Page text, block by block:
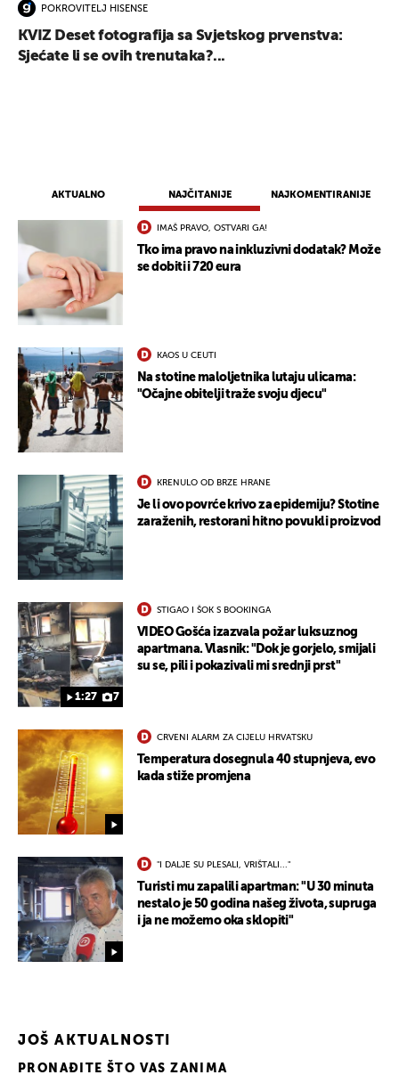
AKTUALNO NAJČITANIJE NAJKOMENTIRANIJE
IMAŠ PRAVO, OSTVARI GA!
Tko ima pravo na inkluzivni dodatak? Može
se dobiti i 720 eura
KAOS U CEUTI
Na stotine maloljetnika lutaju ulicama:
"Očajne obitelji traže svoju djecu"
KRENULO OD BRZE HRANE
Je li ovo povrće krivo za epidemiju? Stotine
zaraženih, restorani hitno povukli proizvod
1:27 7
STIGAO I ŠOK S BOOKINGA
VIDEO Gošća izazvala požar luksuznog
apartmana. Vlasnik: "Dok je gorjelo, smijali
su se, pili i pokazivali mi srednji prst"
CRVENI ALARM ZA CIJELU HRVATSKU
Temperatura dosegnula 40 stupnjeva, evo
kada stiže promjena
"I DALJE SU PLESALI, VRIŠTALI..."
Turisti mu zapalili apartman: "U 30 minuta
nestalo je 50 godina našeg života, supruga
i ja ne možemo oka sklopiti"
JOŠ AKTUALNOSTI
POKROVITELJ HISENSE
KVIZ Deset fotografija sa Svjetskog prvenstva:
Sjećate li se ovih trenutaka?...
PRONAĐITE ŠTO VAS ZANIMA
UKLJUČITE NOTIFIKACIJE